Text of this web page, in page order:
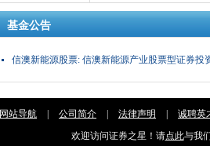
基金公告
信澳新能源股票: 信澳新能源产业股票型证券投
网站导航 公司简介 法律声明 诚聘英
欢迎访问证券之星！请点此与我